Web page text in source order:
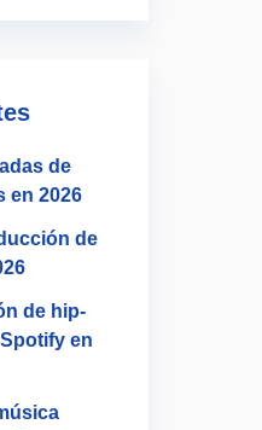
de
en 2026
de
de hip-
en